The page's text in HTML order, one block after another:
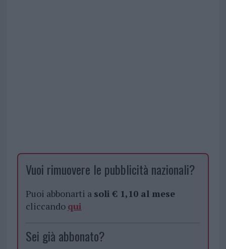
Vuoi rimuovere le pubblicità nazionali?
Puoi abbonarti a soli € 1,10 al mese
cliccando qui
Sei già abbonato?